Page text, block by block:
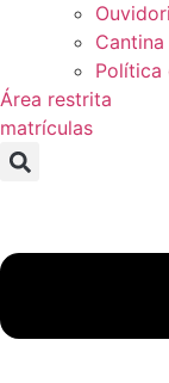
Cantina
Política
Área restrita
matrículas